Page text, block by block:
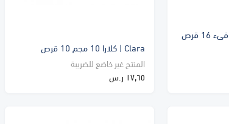
Strepsils | ستربسلز دافىء 16 قرص
Clara | كلارا 10 مجم 10 قرص
المنتج غير خاضع للضريبة
١٧٫٦٥ ر.س